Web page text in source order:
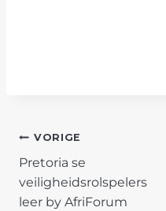
POST
NAVIGATION
VORIGE
Pretoria se
veiligheidsrolspelers
leer by AfriForum